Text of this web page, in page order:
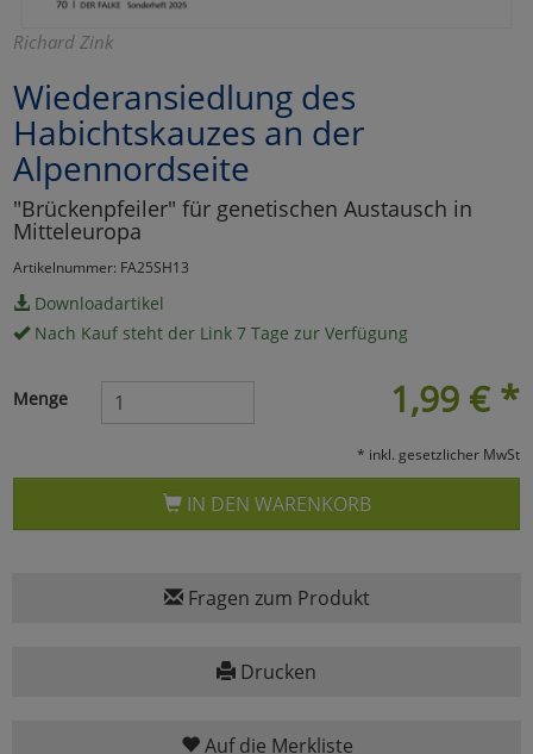
Richard Zink
Wiederansiedlung des
Habichtskauzes an der
Alpennordseite
"Brückenpfeiler" für genetischen Austausch in
Mitteleuropa
Artikelnummer: FA25SH13
Downloadartikel
Nach Kauf steht der Link 7 Tage zur Verfügung
1,99 € *
Menge
* inkl. gesetzlicher MwSt
IN DEN WARENKORB
Fragen zum Produkt
Drucken
Auf die Merkliste
Marketing
Umfragetools
Cookies
Alle Akzeptieren